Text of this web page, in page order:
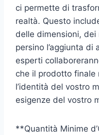
ci permette di
realtà. Questo
delle dimensioni,
persino l’aggiunta
esperti
che il prodotto
l’identità del vostro
esigenze del vostro
**Quantità Minime